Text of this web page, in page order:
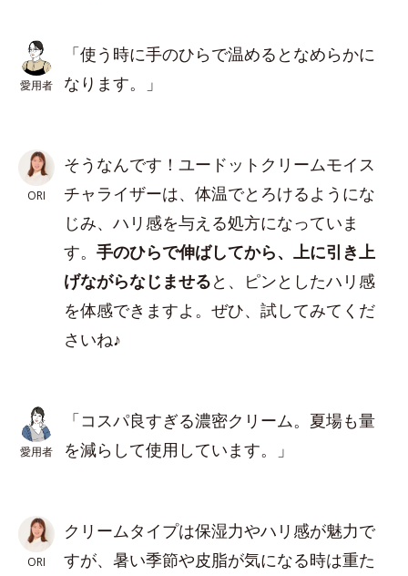
愛用者
「使う時に手のひらで温めるとなめらかに
なります。」
ORI
そうなんです！ユードットクリームモイス
チャライザーは、体温でとろけるようにな
じみ、ハリ感を与える処方になっていま
す。 手のひらで伸ばしてから、上に引き上
げながらなじませると、ピンとしたハリ感
を体感できますよ。ぜひ、試してみてくだ
さいね♪
愛用者
「コスパ良すぎる濃密クリーム。夏場も量
を減らして使用しています。」
ORI
クリームタイプは保湿力やハリ感が魅力で
すが、暑い季節や皮脂が気になる時は重た